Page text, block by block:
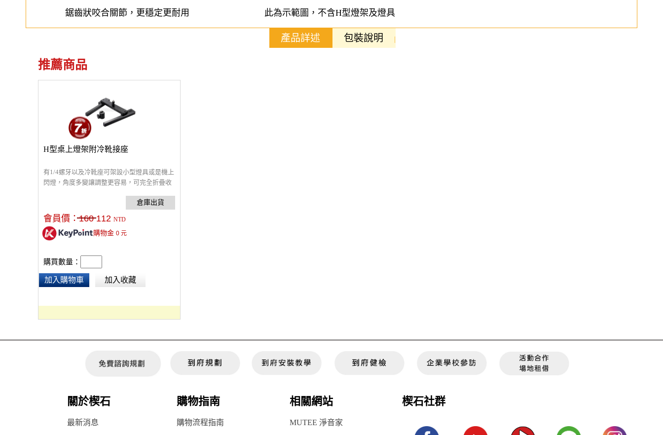
鋸齒狀咬合關節，更穩定更耐用 此為示範圖，不含H型燈架及燈具
產品詳述 包裝說明
推薦商品
H型桌上燈架附冷靴接座
有1/4螺牙以及冷靴座可架設小型燈具或是機上
閃燈，角度多變讓調整更容易，可完全折疊收
會員價：160 112 NTD
購物金 0元
購買數量：
加入購物車 加入收藏
關於楔石 購物指南 相關網站 楔石社群
最新消息 購物流程指南 MUTEE 淨音家